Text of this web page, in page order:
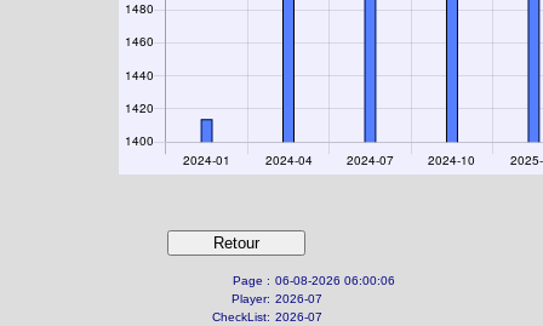
Page : 06-08-2026 06:00:06
Player: 2026-07
CheckList: 2026-07